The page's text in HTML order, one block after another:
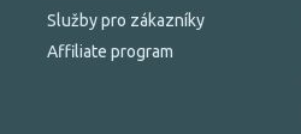
Služby pro zákazníky
Affiliate program